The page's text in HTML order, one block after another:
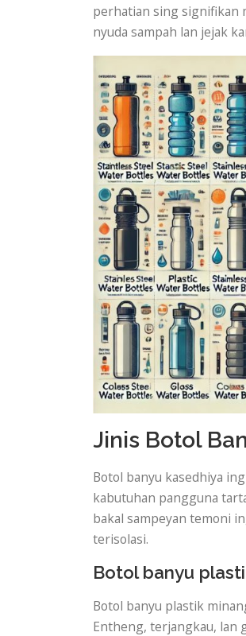
perhatian sing signifikan
nyuda sampah lan jejak
Jinis Botol
Botol banyu kasedhiya
kabutuhan pangguna
bakal sampeyan temoni
terisolasi.
Botol banyu
Botol banyu plastik
Entheng, terjangkau, lan